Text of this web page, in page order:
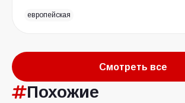
европейская
Смотреть все
Похожие